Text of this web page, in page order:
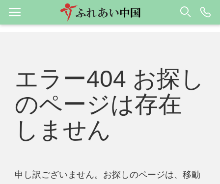
エラー404 お探し
のページは存在
しません
申し訳ございません。お探しのページは、移動